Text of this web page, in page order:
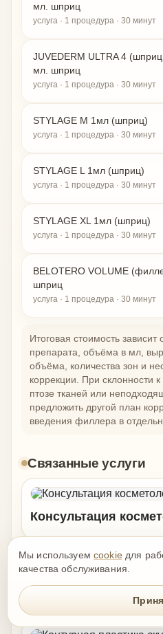
мл. шприц
услуга · 1 процедура · 30 минут
JUVEDERM ULTRA 4
мл. шприц
услуга · 1 процедура · 30 минут
STYLAGE M 1мл (шприц)
услуга · 1 процедура · 30 минут
STYLAGE L 1мл (шприц)
услуга · 1 процедура · 30 минут
STYLAGE XL 1мл (шприц)
услуга · 1 процедура · 30 минут
BELOTERO VOLUME
шприц
услуга · 1 процедура · 30 минут
Итоговая стоимость зависит
препарата, объёма в мл,
объёма, количества зон и
коррекции. При склонности
птозе тканей или
предложить другой план
введения филлера в
Связанные услуги
Консультация
Контурная пластика
Мы используем cookieдля
качества обслуживания.